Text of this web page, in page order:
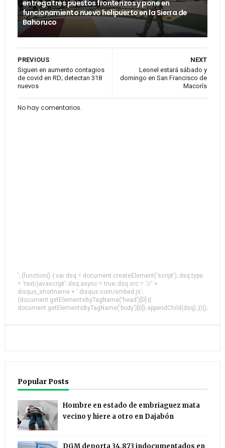
entrega tres puestos fronterizos y pone en
funcionamiento nuevo helipuerto en la Sierra de
Bahoruco
NEXT
Leonel estará sábado y
domingo en San Francisco de
Macorís
PREVIOUS
Siguen en aumento contagios
de covid en RD; detectan 318
nuevos
No hay comentarios.
'; (function() { var dsq = document.createElement('script'); dsq.type
= 'text/javascript'; dsq.async = true; dsq.src = '//' +
disqus_shortname + '.disqus.com/embed.js';
(document.getElementsByTagName('head')[0] ||
document.getElementsByTagName('body')[0]).appendChild(dsq); })();
Popular Posts
Hombre en estado de embriaguez mata
vecino y hiere a otro en Dajabón
DGM deporta 34,873 indocumentados en